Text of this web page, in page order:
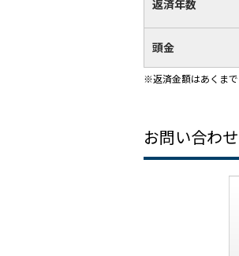
返済年数
頭金
※返済金額はあくまで
お問い合わせ